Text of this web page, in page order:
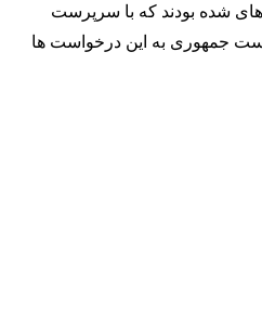
شده بودند که با سرپرست
جمهوری به این درخواست ها